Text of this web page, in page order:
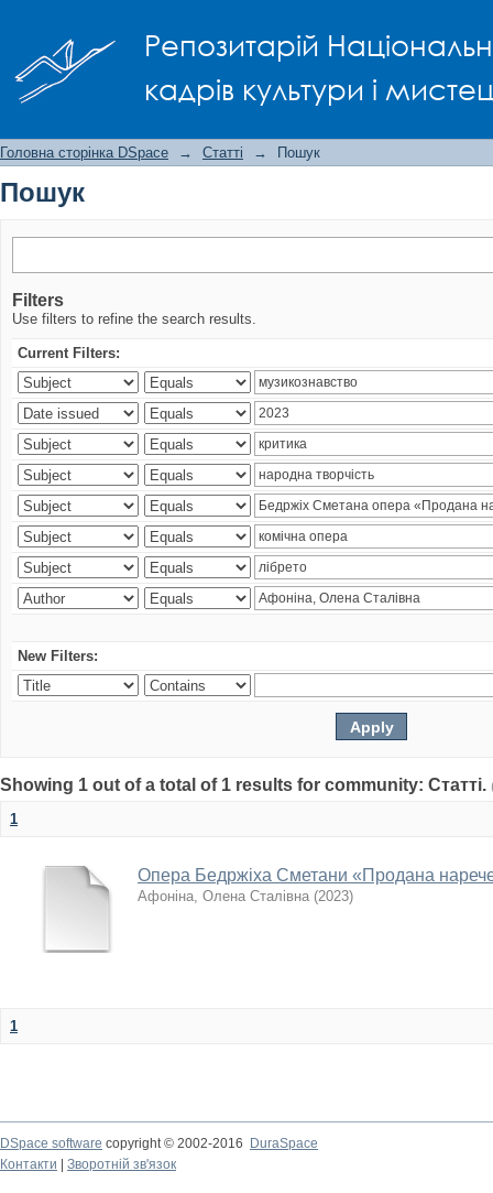
Репозитарій
кадрів культури і
Головна сторінка DSpace → Статті → Пошук
Пошук
Filters
Use filters to refine the search results.
Current Filters:
New Filters:
Showing 1 out of a total of 1 results for community: Статті.
1
Опера Бедржіха Сметани «Продана
Афоніна, Олена Сталівна (2023)
1
DSpace software copyright © 2002-2016
DuraSpace
Контакти
Зворотній зв'язок